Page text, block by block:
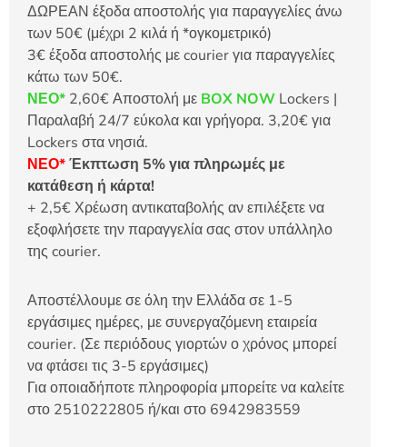
ΔΩΡΕΑΝ έξοδα αποστολής για παραγγελίες άνω
των 50€ (μέχρι 2 κιλά ή *ογκομετρικό)
3€ έξοδα αποστολής με courier για παραγγελίες
κάτω των 50€.
ΝΕΟ* 2,60€ Αποστολή με BOX NOW Lockers |
Παραλαβή 24/7 εύκολα και γρήγορα. 3,20€ για
Lockers στα νησιά.
ΝΕΟ*Έκπτωση 5% για πληρωμές με
κατάθεση ή κάρτα!
+ 2,5€ Χρέωση αντικαταβολής αν επιλέξετε να
εξοφλήσετε την παραγγελία σας στον υπάλληλο
της courier.
Αποστέλλουμε σε όλη την Ελλάδα σε 1-5
εργάσιμες ημέρες, με συνεργαζόμενη εταιρεία
courier. (Σε περιόδους γιορτών ο χρόνος μπορεί
να φτάσει τις 3-5 εργάσιμες)
Για οποιαδήποτε πληροφορία μπορείτε να καλείτε
στο 2510222805 ή/και στο 6942983559